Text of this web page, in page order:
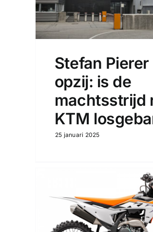
Stefan
opzij: is de
machtsstrijd
KTM
25 januari 2025